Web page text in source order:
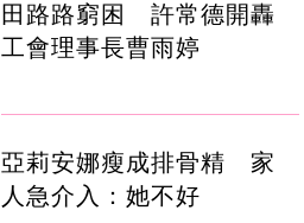
田路路窮困 許常德開轟
工會理事長曹雨婷
亞莉安娜瘦成排骨精 家
人急介入：她不好